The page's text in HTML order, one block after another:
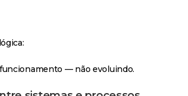
— não evoluindo.